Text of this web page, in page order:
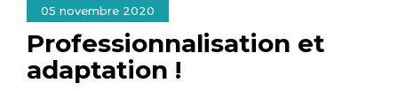
05 novembre 2020
Professionnalisation et
adaptation !